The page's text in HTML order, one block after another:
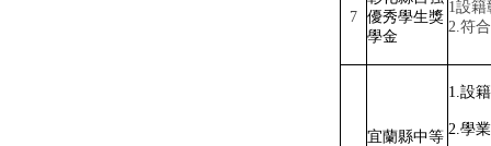
7 優秀學生獎
學金
1設籍
2.符
宜蘭縣中等
1.設
2.學